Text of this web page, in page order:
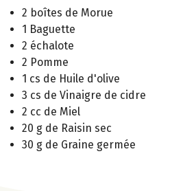
2 boîtes de Morue
1 Baguette
2 échalote
2 Pomme
1 cs de Huile d'olive
3 cs de Vinaigre de cidre
2 cc de Miel
20 g de Raisin sec
30 g de Graine germée